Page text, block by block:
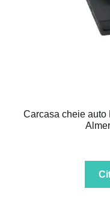
Carcasa cheie auto